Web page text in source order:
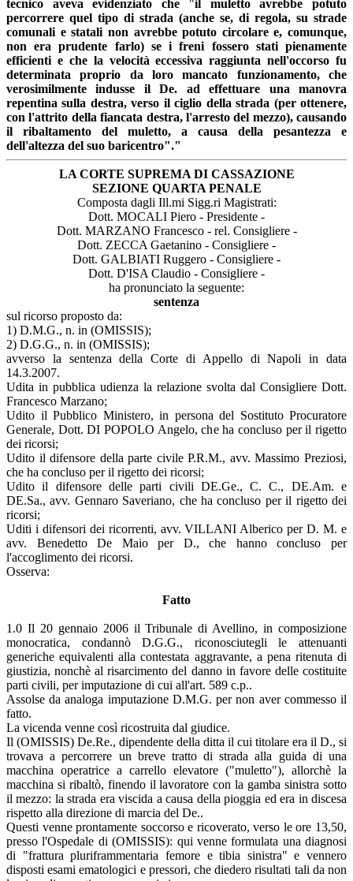
tecnico aveva evidenziato che "il muletto avrebbe potuto
percorrere quel tipo di strada (anche se, di regola, su strade
comunali e statali non avrebbe potuto circolare e, comunque,
non era prudente farlo) se i freni fossero stati pienamente
efficienti e che la velocità eccessiva raggiunta nell'occorso fu
determinata proprio da loro mancato funzionamento, che
verosimilmente indusse il De. ad effettuare una manovra
repentina sulla destra, verso il ciglio della strada (per ottenere,
con l'attrito della fiancata destra, l'arresto del mezzo), causando
il ribaltamento del muletto, a causa della pesantezza e
dell'altezza del suo baricentro"."
LA CORTE SUPREMA DI CASSAZIONE
SEZIONE QUARTA PENALE
Composta dagli Ill.mi Sigg.ri Magistrati:
Dott. MOCALI Piero - Presidente -
Dott. MARZANO Francesco - rel. Consigliere -
Dott. ZECCA Gaetanino - Consigliere -
Dott. GALBIATI Ruggero - Consigliere -
Dott. D'ISA Claudio - Consigliere -
ha pronunciato la seguente:
sentenza
sul ricorso proposto da:
1) D.M.G., n. in (OMISSIS);
2) D.G.G., n. in (OMISSIS);
avverso la sentenza della Corte di Appello di Napoli in data
14.3.2007.
Udita in pubblica udienza la relazione svolta dal Consigliere Dott.
Francesco Marzano;
Udito il Pubblico Ministero, in persona del Sostituto Procuratore
Generale, Dott. DI POPOLO Angelo, che ha concluso per il rigetto
dei ricorsi;
Udito il difensore della parte civile P.R.M., avv. Massimo Preziosi,
che ha concluso per il rigetto dei ricorsi;
Udito il difensore delle parti civili DE.Ge., C. C., DE.Am. e
DE.Sa., avv. Gennaro Saveriano, che ha concluso per il rigetto dei
ricorsi;
Uditi i difensori dei ricorrenti, avv. VILLANI Alberico per D. M. e
avv. Benedetto De Maio per D., che hanno concluso per
l'accoglimento dei ricorsi.
Osserva:
Fatto
1.0 Il 20 gennaio 2006 il Tribunale di Avellino, in composizione
monocratica, condannò D.G.G., riconosciutegli le attenuanti
generiche equivalenti alla contestata aggravante, a pena ritenuta di
giustizia, nonchè al risarcimento del danno in favore delle costituite
parti civili, per imputazione di cui all'art. 589 c.p..
Assolse da analoga imputazione D.M.G. per non aver commesso il
fatto.
La vicenda venne così ricostruita dal giudice.
Il (OMISSIS) De.Re., dipendente della ditta il cui titolare era il D., si
trovava a percorrere un breve tratto di strada alla guida di una
macchina operatrice a carrello elevatore ("muletto"), allorchè la
macchina si ribaltò, finendo il lavoratore con la gamba sinistra sotto
il mezzo: la strada era viscida a causa della pioggia ed era in discesa
rispetto alla direzione di marcia del De..
Questi venne prontamente soccorso e ricoverato, verso le ore 13,50,
presso l'Ospedale di (OMISSIS): qui venne formulata una diagnosi
di "frattura pluriframmentaria femore e tibia sinistra" e vennero
disposti esami ematologici e pressori, che diedero risultati tali da non